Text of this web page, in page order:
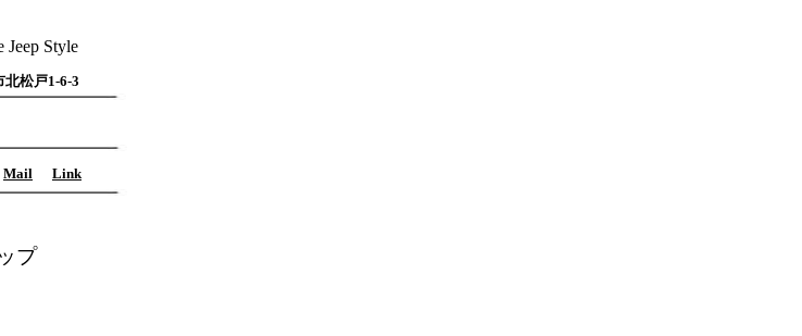
Mail Link
Jeep Style
北松戸1-6-3
ップ